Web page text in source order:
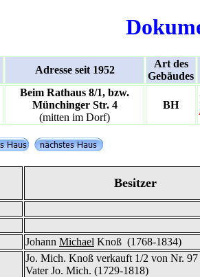
Adresse seit 1952
Art des
Gebäudes
Beim Rathaus 8/1, bzw.
Münchinger Str. 4
(mitten im Dorf)
BH
Besitzer
Johann Michael Knoß (1768-1834)
Jo. Mich. Knoß verkauft 1/2 von Nr. 97
Vater Jo. Mich. (1729-1818)